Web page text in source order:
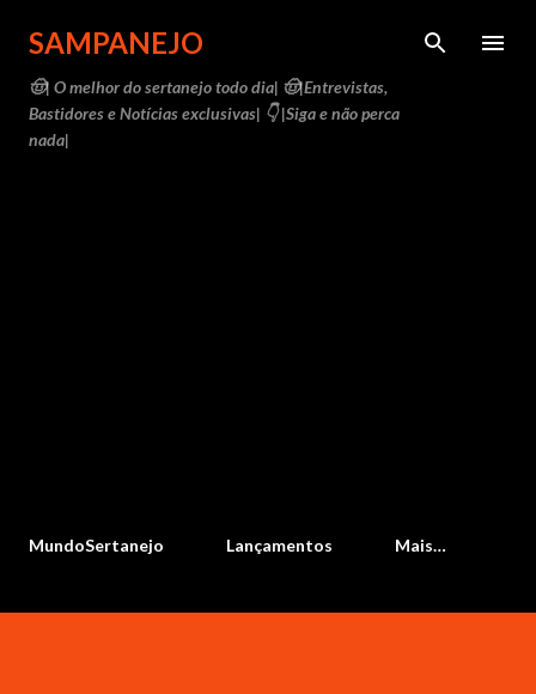
Pular para o conteúdo principal
SAMPANEJO
🤠| O melhor do sertanejo todo dia| 🤠|Entrevistas,
Bastidores e Notícias exclusivas| 👇 |Siga e não perca
nada|
MundoSertanejo Lançamentos Mais…